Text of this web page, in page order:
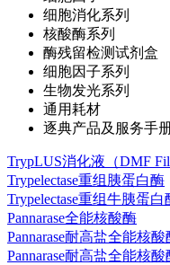
细胞消化系列
核酸酶系列
酶残留检测试剂盒
细胞因子系列
生物发光系列
通用耗材
逐典产品及服务手
TrypLUS消化液（DMF
Trypelectase重组胰蛋白酶
Trypelectase重组牛胰蛋白
Pannarase全能核酸酶
Pannarase耐高盐全能核酸
Pannarase耐高盐全能核